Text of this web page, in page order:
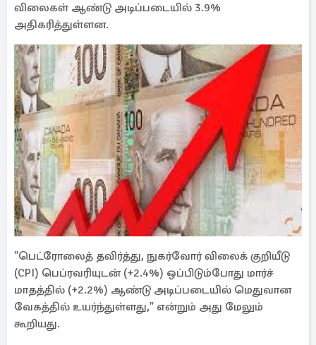
விலைகள் ஆண்டு அடிப்படையில் 3.9%
அதிகரித்துள்ளன.
"பெட்ரோலைத் தவிர்த்து, நுகர்வோர் விலைக் குறியீடு
(CPI) பெப்ரவரியுடன் (+2.4%) ஒப்பிடும்போது மார்ச்
மாதத்தில் (+2.2%) ஆண்டு அடிப்படையில் மெதுவான
வேகத்தில் உயர்ந்துள்ளது," என்றும் அது மேலும்
கூறியது.